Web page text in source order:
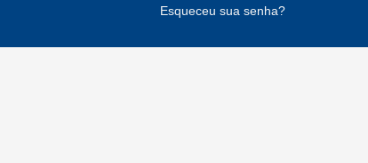
Esqueceu sua senha?